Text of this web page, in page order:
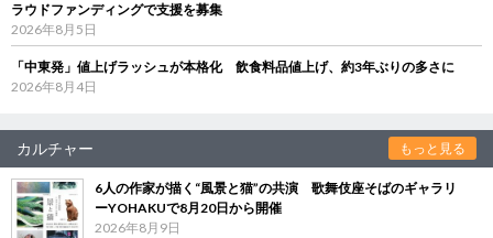
ラウドファンディングで支援を募集
2026年8月5日
「中東発」値上げラッシュが本格化 飲食料品値上げ、約3年ぶりの多さに
2026年8月4日
カルチャー もっと見る
6人の作家が描く“風景と猫”の共演 歌舞伎座そばのギャラリ
ーYOHAKUで8月20日から開催
2026年8月9日